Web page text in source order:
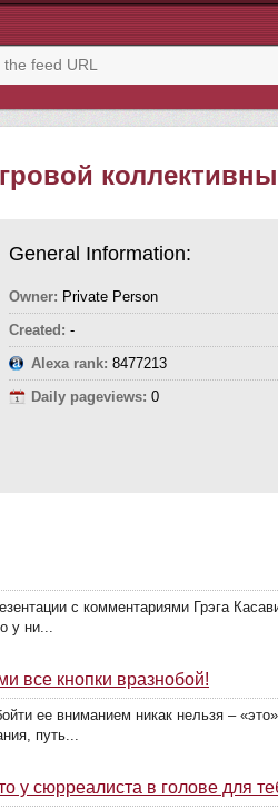
General Information:
Owner: Private Person
Created: -
Alexa rank: 8477213
Daily pageviews: 0
с комментариями Грэга
у ни...
все кнопки вразнобой!
ее вниманием никак нельзя –
путь...
у сюрреалиста в голове для